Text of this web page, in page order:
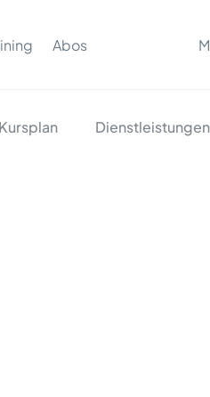
Abos
Kursplan Dienstleistungen